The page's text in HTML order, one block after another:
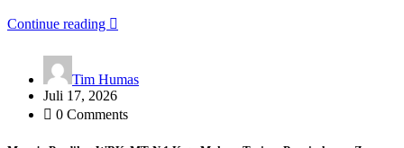
Continue reading
Tim Humas
Juli 17, 2026
0 Comments